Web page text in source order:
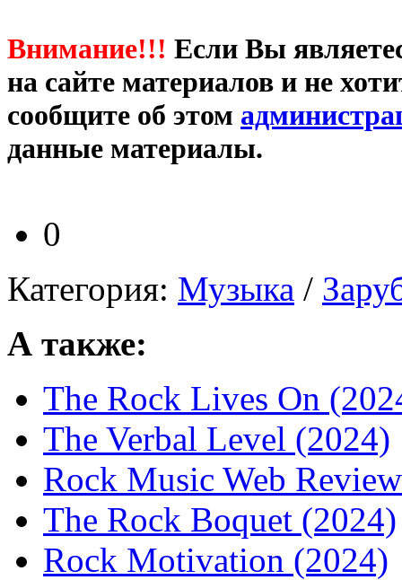
Внимание!!! Если Вы
на сайте материалов и не
сообщите об этом
данные материалы.
0
Категория: Музыка /
А также:
The Rock Lives On
The Verbal Level (2024)
Rock Music Web
The Rock Boquet (2024)
Rock Motivation (2024)